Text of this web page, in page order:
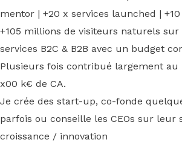
mentor | +20 x services launched |
+105 millions de visiteurs naturels sur
services B2C & B2B avec un budget
Plusieurs fois contribué largement au
x00 k€ de CA.
Je crée des start-up, co-fonde
parfois ou conseille les CEOs sur leur
croissance / innovation